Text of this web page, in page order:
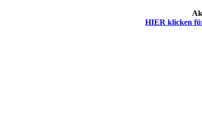
HIER klicken